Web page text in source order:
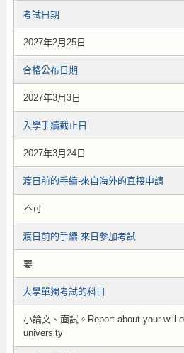
考試日期
2027年2月25日
合格公布日期
2027年3月3日
入學手續截止日
2027年3月24日
渡日前的手續-來自海外的直接申請
不可
渡日前的手續-來日參加考試
要
大學單獨考試的科目
小論文、面試。Report about your will
university